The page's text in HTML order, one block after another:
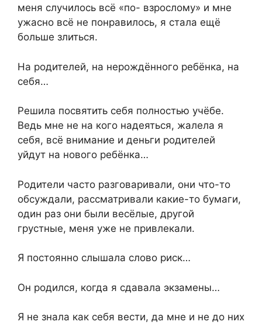
меня случилось всё «по- взрослому» и мне
ужасно всё не понравилось, я стала ещё
больше злиться.
На родителей, на нерождённого ребёнка, на
себя…
Решила посвятить себя полностью учёбе.
Ведь мне не на кого надеяться, жалела я
себя, всё внимание и деньги родителей
уйдут на нового ребёнка…
Родители часто разговаривали, они что-то
обсуждали, рассматривали какие-то бумаги,
один раз они были весёлые, другой
грустные, меня уже не привлекали.
Я постоянно слышала слово риск…
Он родился, когда я сдавала экзамены…
Я не знала как себя вести, да мне и не до них